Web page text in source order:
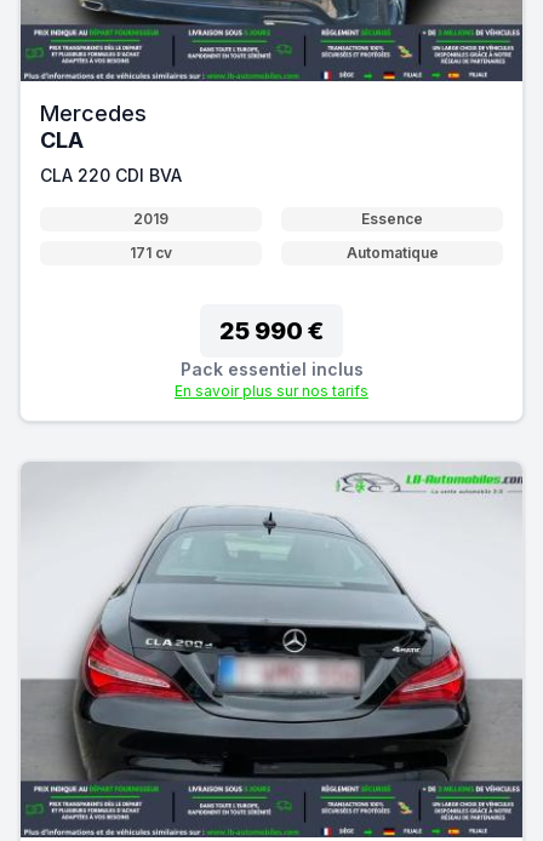
Mercedes
CLA
CLA 220 CDI BVA
2019
Essence
171 cv
Automatique
25 990 €
Pack essentiel inclus
En savoir plus sur nos tarifs